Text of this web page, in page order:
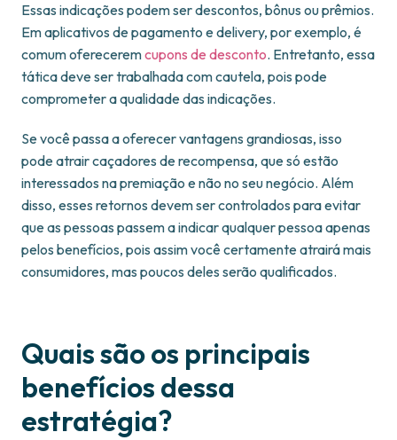
Essas indicações podem ser descontos, bônus ou prêmios.
Em aplicativos de pagamento e delivery, por exemplo, é
comum ofereceremcupons de desconto. Entretanto, essa
tática deve ser trabalhada com cautela, pois pode
comprometer a qualidade das indicações.
Se você passa a oferecer vantagens grandiosas, isso
pode atrair caçadores de recompensa, que só estão
interessados na premiação e não no seu negócio. Além
disso, esses retornos devem ser controlados para evitar
que as pessoas passem a indicar qualquer pessoa apenas
pelos benefícios, pois assim você certamente atrairá mais
consumidores, mas poucos deles serão qualificados.
Quais são os principais
benefícios dessa
estratégia?